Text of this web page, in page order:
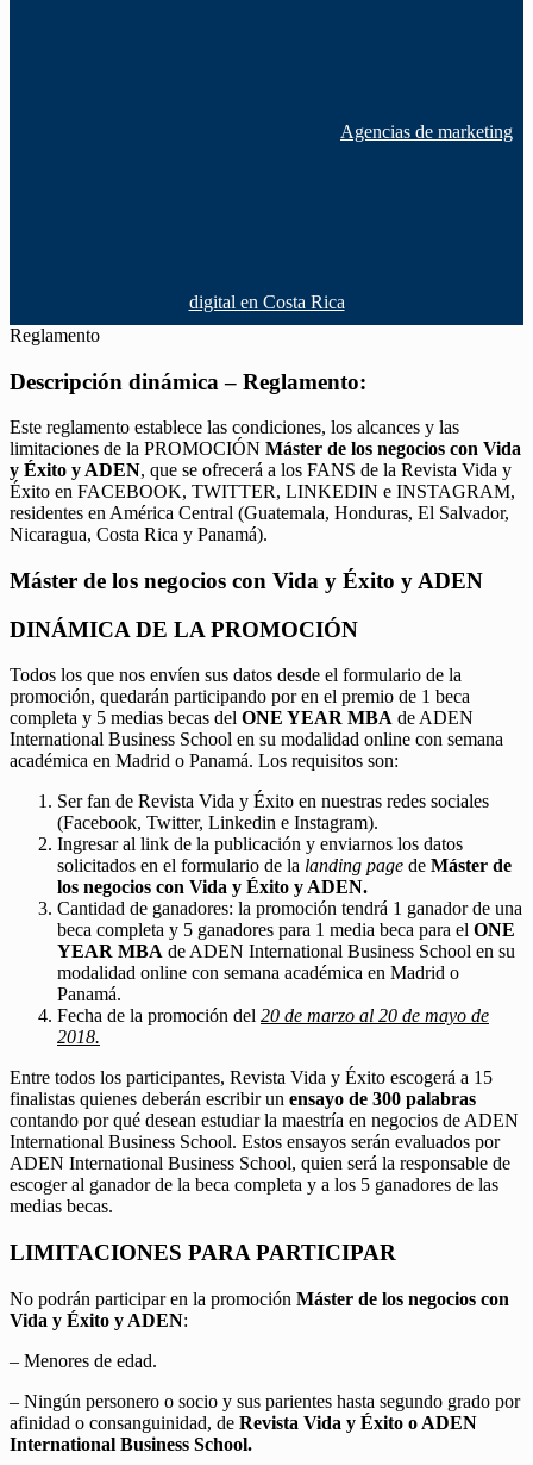
Agencias de marketing
digital en Costa Rica
Reglamento
Descripción dinámica – Reglamento:
Este reglamento establece las condiciones, los alcances y las
limitaciones de la PROMOCIÓN Máster de los negocios con Vida
y Éxito y ADEN, que se ofrecerá a los FANS de la Revista Vida y
Éxito en FACEBOOK, TWITTER, LINKEDIN e INSTAGRAM,
residentes en América Central (Guatemala, Honduras, El Salvador,
Nicaragua, Costa Rica y Panamá).
Máster de los negocios con Vida y Éxito y ADEN
DINÁMICA DE LA PROMOCIÓN
Todos los que nos envíen sus datos desde el formulario de la
promoción, quedarán participando por en el premio de 1 beca
completa y 5 medias becas del ONE YEAR MBA de ADEN
International Business School en su modalidad online con semana
académica en Madrid o Panamá. Los requisitos son:
Ser fan de Revista Vida y Éxito en nuestras redes sociales
(Facebook, Twitter, Linkedin e Instagram).
Ingresar al link de la publicación y enviarnos los datos
solicitados en el formulario de la landing page de Máster de
los negocios con Vida y Éxito y ADEN.
Cantidad de ganadores: la promoción tendrá 1 ganador de una
beca completa y 5 ganadores para 1 media beca para el ONE
YEAR MBA de ADEN International Business School en su
modalidad online con semana académica en Madrid o
Panamá.
Fecha de la promoción del 20 de marzo al 20 de mayo de
2018.
Entre todos los participantes, Revista Vida y Éxito escogerá a 15
finalistas quienes deberán escribir un ensayo de 300 palabras
contando por qué desean estudiar la maestría en negocios de ADEN
International Business School. Estos ensayos serán evaluados por
ADEN International Business School, quien será la responsable de
escoger al ganador de la beca completa y a los 5 ganadores de las
medias becas.
LIMITACIONES PARA PARTICIPAR
No podrán participar en la promoción Máster de los negocios con
Vida y Éxito y ADEN:
– Menores de edad.
– Ningún personero o socio y sus parientes hasta segundo grado por
afinidad o consanguinidad, de Revista Vida y Éxito o ADEN
International Business School.